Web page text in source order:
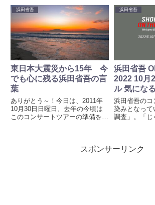
そう思ってた。そして、今年、発
売から25年。恋は、真実の愛へ
と変わった。
見て、物思い
時間。公開さ
様々なアイ
浜田省吾
東日本大震災から15年 今
でも心に残る浜田省吾の言
葉
ありがとう～！今日は、2011年
10月30日日曜日、去年の今頃は
このコンサートツアーの準備をし
うなツアーになるんだろうと思っ
浜田省吾
浜田省吾
2022 10月
ル 気にな
は？
浜田省吾のコ
染みとなって
調査」。「じ
代！」「じゃ
スポンサーリンク